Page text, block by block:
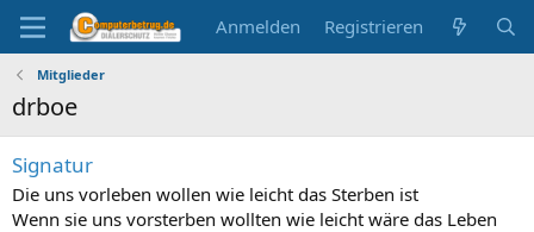
Anmelden Registrieren
Mitglieder
drboe
Signatur
Die uns vorleben wollen wie leicht das Sterben ist
Wenn sie uns vorsterben wollten wie leicht wäre das Leben